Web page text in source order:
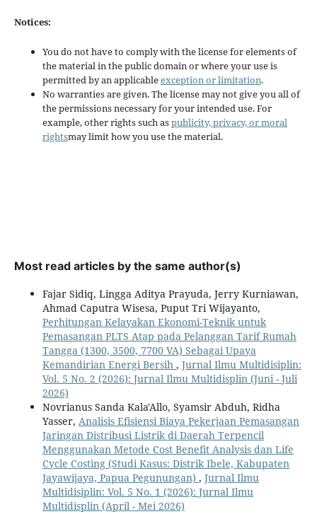
Notices:
You do not have to comply with the license for elements of
the material in the public domain or where your use is
permitted by an applicableexception or limitation.
No warranties are given. The license may not give you all of
the permissions necessary for your intended use. For
example, other rights such aspublicity, privacy, or moral
rightsmay limit how you use the material.
Most read articles by the same author(s)
Fajar Sidiq, Lingga Aditya Prayuda, Jerry Kurniawan,
Ahmad Caputra Wisesa, Puput Tri Wijayanto,
Perhitungan Kelayakan Ekonomi-Teknik untuk
Pemasangan PLTS Atap pada Pelanggan Tarif Rumah
Tangga (1300, 3500, 7700 VA) Sebagai Upaya
Kemandirian Energi Bersih , Jurnal Ilmu Multidisiplin:
Vol. 5 No. 2 (2026): Jurnal Ilmu Multidisplin (Juni - Juli
2026)
Novrianus Sanda Kala'Allo, Syamsir Abduh, Ridha
Yasser, Analisis Efisiensi Biaya Pekerjaan Pemasangan
Jaringan Distribusi Listrik di Daerah Terpencil
Menggunakan Metode Cost Benefit Analysis dan Life
Cycle Costing (Studi Kasus: Distrik Ibele, Kabupaten
Jayawijaya, Papua Pegunungan) , Jurnal Ilmu
Multidisiplin: Vol. 5 No. 1 (2026): Jurnal Ilmu
Multidisplin (April - Mei 2026)